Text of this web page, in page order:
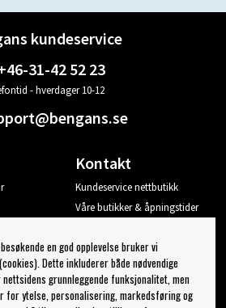
kundeservice
31-42 52 23
- hverdager 10-12
Kontakt
Kundeservice nettbutikk
Våre butikker & åpningstider
Logg ut
tips fra Bengans
en god opplevelse bruker vi
Dette inkluderer både nødvendige
grunnleggende funksjonalitet, men
for ytelse, personalisering, markedsføring og